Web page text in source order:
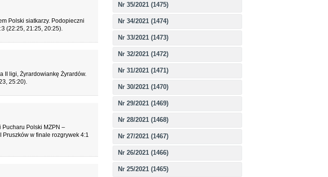
Nr 35/2021 (1475)
Nr 34/2021 (1474)
Nr 33/2021 (1473)
Nr 32/2021 (1472)
Nr 31/2021 (1471)
Nr 30/2021 (1470)
Nr 29/2021 (1469)
Nr 28/2021 (1468)
Nr 27/2021 (1467)
Nr 26/2021 (1466)
Nr 25/2021 (1465)
Polski siatkarzy. Podopieczni
(22:25, 21:25, 20:25).
II ligi, Żyrardowiankę Żyrardów.
25:20).
Polski MZPN –
w finale rozgrywek 4:1